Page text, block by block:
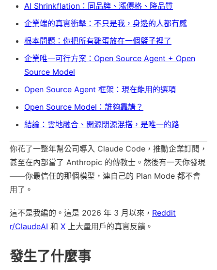
AI Shrinkflation：同品牌、漲價格、降品質
企業端的真實衝擊：不只是我，身邊的人都有感
根本問題：你把所有雞蛋放在一個籃子裡了
企業唯一可行方案：Open Source Agent + Open
Source Model
Open Source Agent 框架：現在能用的選項
Open Source Model：誰夠靠譜？
結論：雲地融合、開源閉源混搭，是唯一的路
你花了一整年幫公司導入 Claude Code，推動企業訂閱，
甚至在內部當了 Anthropic 的傳教士。然後有一天你發現
——你最信任的那個模型，連自己的 Plan Mode 都不會
用了。
這不是我編的。這是 2026 年 3 月以來， Reddit
r/ClaudeAI 和 X 上大量用戶的真實反饋。
發生了什麼事